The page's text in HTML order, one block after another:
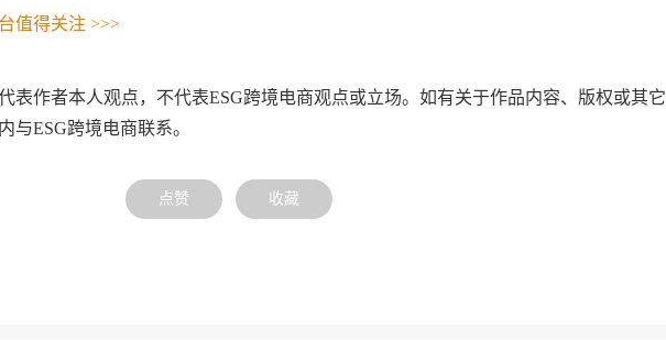
值得关注 >>>
表作者本人观点，不代表ESG跨境电商观点或立场。如有关于作品内容、版权或其它
与ESG跨境电商联系。
点赞 收藏